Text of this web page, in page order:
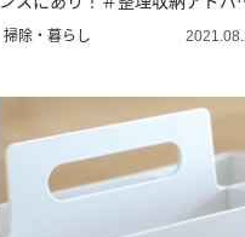
ザー直伝
掃除・暮らし